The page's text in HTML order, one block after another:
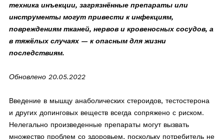
техника инъекции, загрязнённые препараты или
инструменты могут привести к инфекциям,
повреждениям тканей, нервов и кровеносных сосудов, а
в тяжёлых случаях — к опасным для жизни
последствиям.
Обновлено 20.05.2022
Введение в мышцу анаболических стероидов, тестостерона
и других допинговых веществ всегда сопряжено с риском.
Нелегально произведенные препараты могут вызвать
множество проблем со здоровьем, поскольку потребитель не